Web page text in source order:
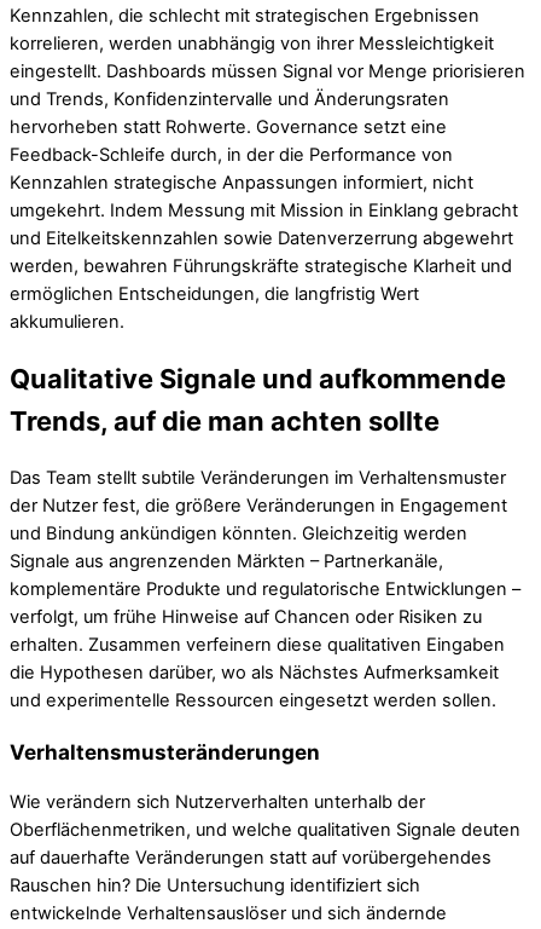
Kennzahlen, die schlecht mit strategischen Ergebnissen
korrelieren, werden unabhängig von ihrer Messleichtigkeit
eingestellt. Dashboards müssen Signal vor Menge priorisieren
und Trends, Konfidenzintervalle und Änderungsraten
hervorheben statt Rohwerte. Governance setzt eine
Feedback-Schleife durch, in der die Performance von
Kennzahlen strategische Anpassungen informiert, nicht
umgekehrt. Indem Messung mit Mission in Einklang gebracht
und Eitelkeitskennzahlen sowie Datenverzerrung abgewehrt
werden, bewahren Führungskräfte strategische Klarheit und
ermöglichen Entscheidungen, die langfristig Wert
akkumulieren.
Qualitative Signale und aufkommende
Trends, auf die man achten sollte
Das Team stellt subtile Veränderungen im Verhaltensmuster
der Nutzer fest, die größere Veränderungen in Engagement
und Bindung ankündigen könnten. Gleichzeitig werden
Signale aus angrenzenden Märkten – Partnerkanäle,
komplementäre Produkte und regulatorische Entwicklungen –
verfolgt, um frühe Hinweise auf Chancen oder Risiken zu
erhalten. Zusammen verfeinern diese qualitativen Eingaben
die Hypothesen darüber, wo als Nächstes Aufmerksamkeit
und experimentelle Ressourcen eingesetzt werden sollen.
Verhaltensmusteränderungen
Wie verändern sich Nutzerverhalten unterhalb der
Oberflächenmetriken, und welche qualitativen Signale deuten
auf dauerhafte Veränderungen statt auf vorübergehendes
Rauschen hin? Die Untersuchung identifiziert sich
entwickelnde Verhaltensauslöser und sich ändernde